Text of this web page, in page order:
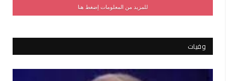
للمزيد من المعلومات إضغط هنا
وفيات